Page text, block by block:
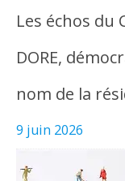
Les échos du
DORE,
nom de la
9 juin 2026